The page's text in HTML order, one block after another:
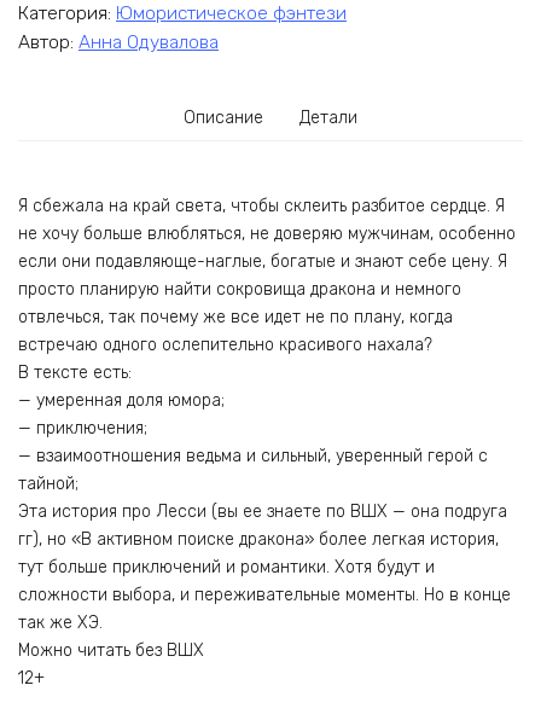
Категория: Юмористическое фэнтези
Автор: Анна Одувалова
Описание Детали
Я сбежала на край света, чтобы склеить разбитое сердце. Я
не хочу больше влюбляться, не доверяю мужчинам, особенно
если они подавляюще-наглые, богатые и знают себе цену. Я
просто планирую найти сокровища дракона и немного
отвлечься, так почему же все идет не по плану, когда
встречаю одного ослепительно красивого нахала?
В тексте есть:
— умеренная доля юмора;
— приключения;
— взаимоотношения ведьма и сильный, уверенный герой с
тайной;
Эта история про Лесси (вы ее знаете по ВШХ — она подруга
гг), но «В активном поиске дракона» более легкая история,
тут больше приключений и романтики. Хотя будут и
сложности выбора, и переживательные моменты. Но в конце
так же ХЭ.
Можно читать без ВШХ
12+